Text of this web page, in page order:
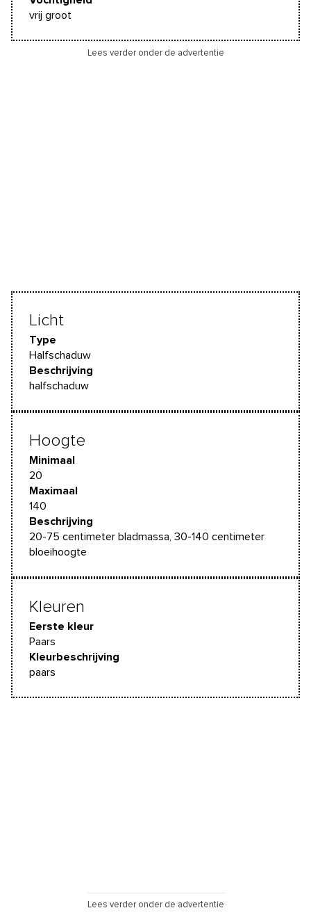
vrij groot
Lees verder onder de advertentie
Licht
Type
Halfschaduw
Beschrijving
halfschaduw
Hoogte
Minimaal
20
Maximaal
140
Beschrijving
20-75 centimeter bladmassa, 30-140 centimeter
bloeihoogte
Kleuren
Eerste kleur
Paars
Kleurbeschrijving
paars
Lees verder onder de advertentie